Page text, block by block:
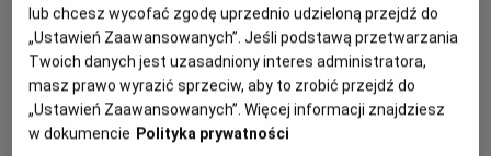
PREMIERA
7 sierpnia 2026
REŻYSERIA
Eli Roth
WIĘCEJ SZCZEGÓŁÓW
GODZINY SEANSÓW
DZISIAJ, 7 SIERPNIA 2026
lub chcesz wycofać zgodę uprzednio udzieloną przejdź do
„Ustawień Zaawansowanych”. Jeśli podstawą przetwarzania
Twoich danych jest uzasadniony interes administratora,
masz prawo wyrazić sprzeciw, aby to zrobić przejdź do
„Ustawień Zaawansowanych”. Więcej informacji znajdziesz
w dokumencie Polityka prywatności